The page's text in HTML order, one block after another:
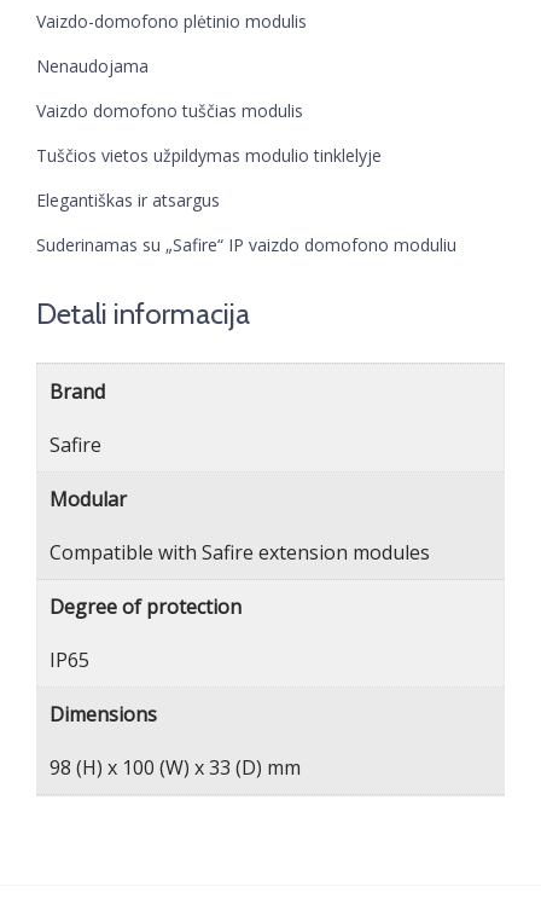
Vaizdo-domofono plėtinio modulis
Nenaudojama
Vaizdo domofono tuščias modulis
Tuščios vietos užpildymas modulio tinklelyje
Elegantiškas ir atsargus
Suderinamas su „Safire“ IP vaizdo domofono moduliu
Detali informacija
Brand
Safire
Modular
Compatible with Safire extension modules
Degree of protection
IP65
Dimensions
98 (H) x 100 (W) x 33 (D) mm